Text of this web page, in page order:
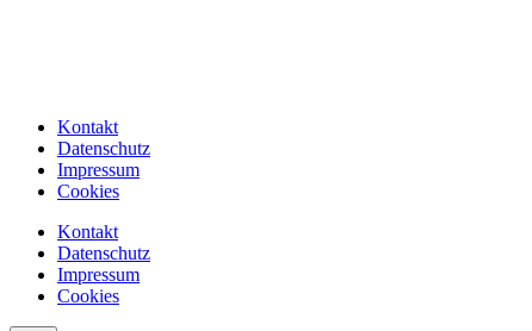
Kontakt
Datenschutz
Impressum
Cookies
Kontakt
Datenschutz
Impressum
Cookies